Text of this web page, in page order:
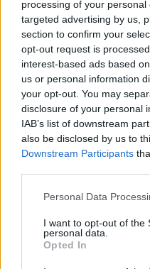
processing of your
targeted advertising by us,
section to confirm your
opt-out request is
interest-based ads based
us or personal information
your opt-out. You may
disclosure of your personal
IAB’s list of downstream
also be disclosed by us to
Downstream Participants
Please note that this
not limited to your visit or
grant or deny consent to
use your data for below
Personal Data
I want to opt-out of the
personal data.
Opted In
AZ EURÓPAI
KŐSZEGI BOROK
2025. július. 21. 08:52
A kőszegi termőterület
borvidéke.
AZ AGANCSOS
JA LETT AZ IDEI
BORA
2024. augusztus. 02. 07:13
Az immáron 21. alkalommal
megmérettetésével.
IDÉN A FEKETE
TERMÉKE LETT A
KARNEVÁL LEGJOBB